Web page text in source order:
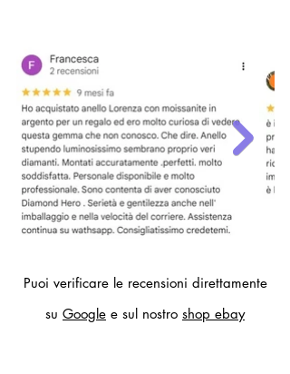
Puoi verificare le recensioni direttamente
su Google e sul nostro shop ebay